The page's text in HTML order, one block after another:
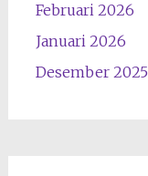
Februari 2026
Januari 2026
Desember 2025